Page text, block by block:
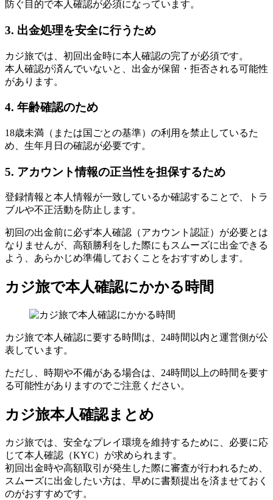
防ぐ目的で本人確認が必須になっています。
3. 出金処理を安全に行うため
カジ旅では、初回出金時に本人確認の完了が必須です。
本人確認が済んでいないと、出金が保留・拒否される可能性
があります。
4. 年齢確認のため
18歳未満（または国ごとの基準）の利用を禁止しているた
め、生年月日の確認が必要です。
5. アカウント情報の正当性を担保するため
登録情報と本人情報が一致しているか確認することで、トラ
ブルや不正活動を防止します。
初回の出金前に必ず本人確認（アカウント認証）が必要とは
なりませんが、高額勝利をした際にもスムーズに出金できる
よう、あらかじめ準備しておくことをおすすめします。
カジ旅で本人確認にかかる時間
カジ旅で本人確認に要する時間は、24時間以内と運営側が公
表しています。
ただし、時期や不備がある場合は、24時間以上の時間を要す
る可能性がありますのでご注意ください。
カジ旅本人確認まとめ
カジ旅では、安全なプレイ環境を維持するために、必要に応
じて本人確認（KYC）が求められます。
初回出金時や高額取引が発生した際に審査が行われるため、
スムーズに出金したい方は、早めに書類提出を済ませておく
のがおすすめです。